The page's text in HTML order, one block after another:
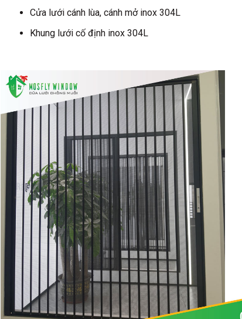
Cửa lưới cánh lùa, cánh mở inox 304L
Khung lưới cố định inox 304L